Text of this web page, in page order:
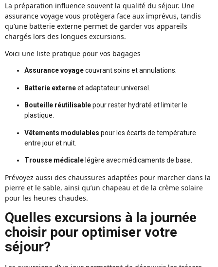
La préparation influence souvent la qualité du séjour. Une
assurance voyage vous protègera face aux imprévus, tandis
qu’une batterie externe permet de garder vos appareils
chargés lors des longues excursions.
Voici une liste pratique pour vos bagages
Assurance voyagecouvrant soins et annulations.
Batterie externeet adaptateur universel.
Bouteille réutilisablepour rester hydraté et limiter le
plastique.
Vêtements modulables pour les écarts de température
entre jour et nuit.
Trousse médicale légère avec médicaments de base.
Prévoyez aussi des chaussures adaptées pour marcher dans la
pierre et le sable, ainsi qu’un chapeau et de la crème solaire
pour les heures chaudes.
Quelles excursions à la journée
choisir pour optimiser votre
séjour?